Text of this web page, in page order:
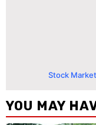
Stock
YOU MAY